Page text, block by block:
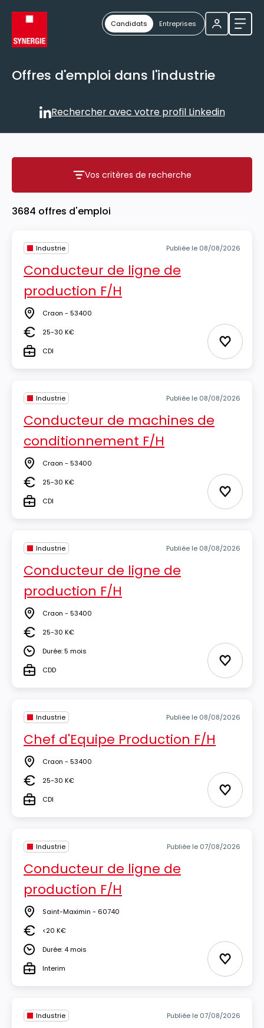
Candidats Entreprises
Offres d'emploi dans l'industrie
Rechercher avec votre
Rechercher avec votre profil Linkedin
Vos critères de recherche
Vos critères de recherche
3684 offres d'emploi
Industrie Publiée le 08/08/2026
Conducteur de ligne de
production F/H
Lieu Craon - 53400
Salaire25-30 K€
TypeCDI Ajouter
Industrie Publiée le 08/08/2026
Conducteur de machines de
conditionnement F/H
Lieu Craon - 53400
Salaire25-30 K€
TypeCDI Ajouter
Industrie Publiée le 08/08/2026
Conducteur de ligne de
production F/H
Lieu Craon - 53400
Salaire25-30 K€
DuréeDurée: 5 mois
TypeCDD Ajouter
Industrie Publiée le 08/08/2026
Chef d'Equipe Production F/H
Lieu Craon - 53400
Salaire25-30 K€
TypeCDI Ajouter
Industrie Publiée le 07/08/2026
Conducteur de ligne de
production F/H
Lieu Saint-Maximin - 60740
Salaire<20 K€
DuréeDurée: 4 mois
TypeInterim Ajouter
Industrie Publiée le 07/08/2026